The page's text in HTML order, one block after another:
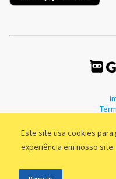
Este site usa cookies
experiência em nosso site.
©2011 - 2026, GetNinjas